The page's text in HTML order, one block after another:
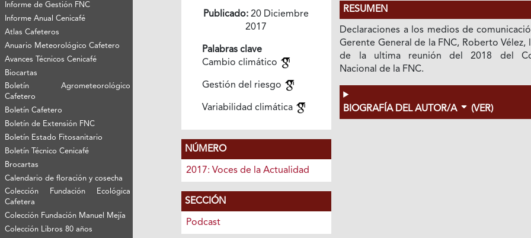
Informe de Gestión FNC
Informe Anual Cenicafé
Atlas Cafeteros
Anuario Meteorológico Cafetero
Avances Técnicos Cenicafé
Biocartas
Boletín Agrometeorológico
Cafetero
Boletín Cafetero
Boletín de Extensión FNC
Boletín Estado Fitosanitario
Boletín Técnico Cenicafé
Brocartas
Calendario de floración y cosecha
Colección Fundación Ecológica
Cafetera
Colección Fundación Manuel Mejía
Colección Libros 80 años
Publicado: 20 Diciembre
2017
Palabras clave
Cambio climático
Gestión del riesgo
Variabilidad climática
NÚMERO
2017: Voces de la Actualidad
SECCIÓN
Podcast
RESUMEN
Declaraciones a los medios de
Gerente General de la FNC, Roberto Vélez,
de la ultima reunión del 2018 del
Nacional de la FNC.
BIOGRAFÍA DEL AUTOR/A (VER)